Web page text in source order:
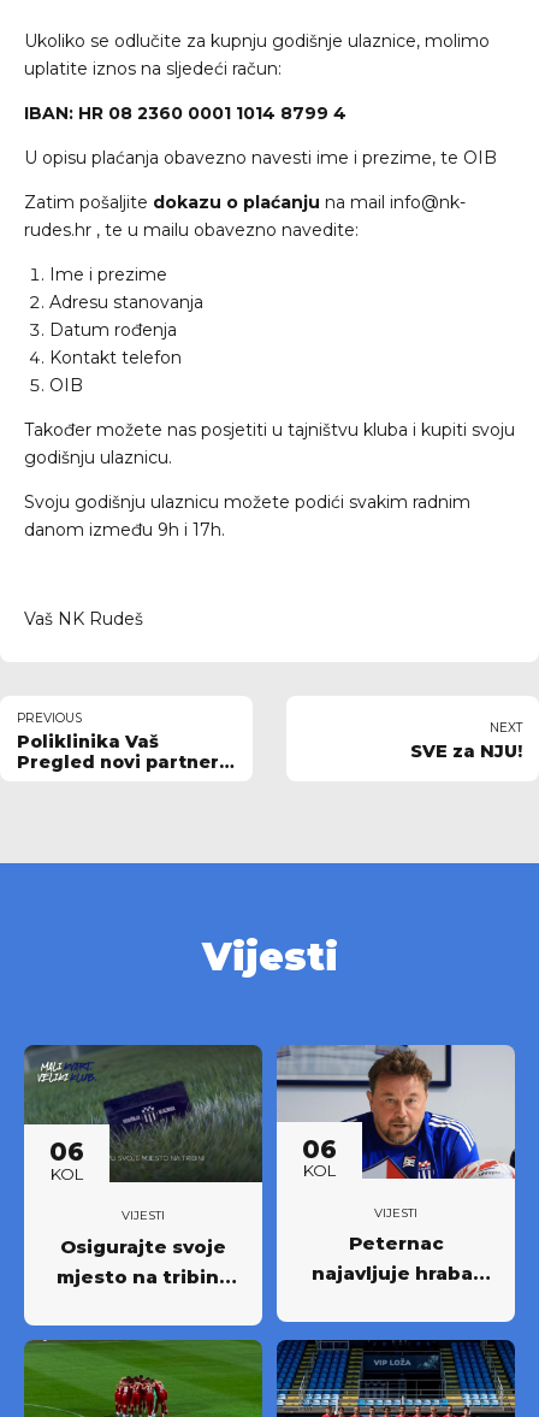
Ukoliko se odlučite za kupnju godišnje ulaznice, molimo
uplatite iznos na sljedeći račun:
IBAN: HR 08 2360 0001 1014 8799 4
U opisu plaćanja obavezno navesti ime i prezime, te OIB
Zatim pošaljite dokazu o plaćanju na mail info@nk-
rudes.hr , te u mailu obavezno navedite:
Ime i prezime
Adresu stanovanja
Datum rođenja
Kontakt telefon
OIB
Također možete nas posjetiti u tajništvu kluba i kupiti svoju
godišnju ulaznicu.
Svoju godišnju ulaznicu možete podići svakim radnim
danom između 9h i 17h.
Vaš NK Rudeš
PREVIOUS
Poliklinika Vaš
Pregled novi partner
NEXT
SVE za NJU!
Vijesti
06
KOL
VIJESTI
Osigurajte svoje
mjesto na tribini:
godišnjih ulaznica
NK Rudeš za
prvoligašku
06
KOL
VIJESTI
Peternac
najavljuje hrabar